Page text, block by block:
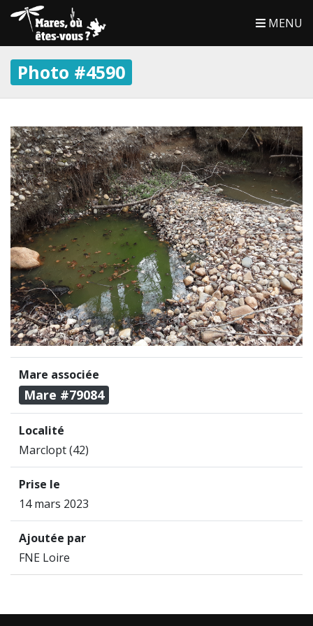
MENU
Photo #4590
Mare associée
Mare #79084
Localité
Marclopt (42)
Prise le
14 mars 2023
Ajoutée par
FNE Loire